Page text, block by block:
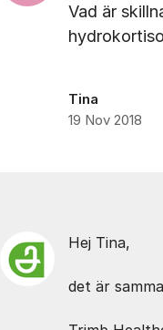
Vad är
Tina
19 Nov 2018
Hej Tina,
det är